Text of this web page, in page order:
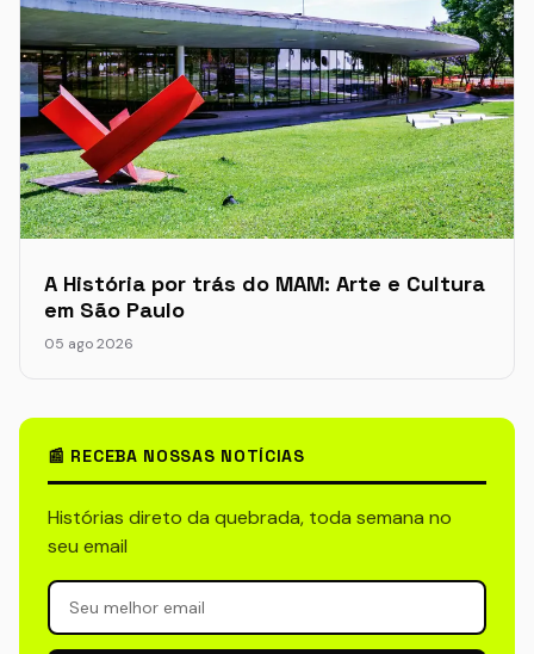
A História por trás do MAM: Arte e Cultura
em São Paulo
05 ago 2026
📰 RECEBA NOSSAS NOTÍCIAS
Histórias direto da quebrada, toda semana no
seu email